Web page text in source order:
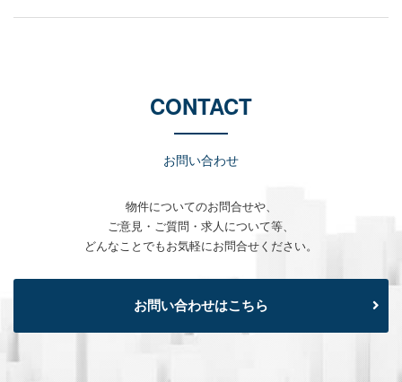
CONTACT
お問い合わせ
物件についてのお問合せや、
ご意見・ご質問・求人について等、
どんなことでもお気軽にお問合せください。
お問い合わせはこちら